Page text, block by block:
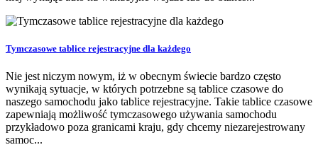
Tymczasowe tablice rejestracyjne dla każdego
Nie jest niczym nowym, iż w obecnym świecie bardzo często
wynikają sytuacje, w których potrzebne są tablice czasowe do
naszego samochodu jako tablice rejestracyjne. Takie tablice czasowe
zapewniają możliwość tymczasowego używania samochodu
przykładowo poza granicami kraju, gdy chcemy niezarejestrowany
samoc...